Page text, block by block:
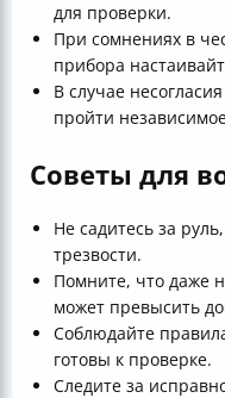
для проверки.
При сомнениях в
прибора
В случае
пройти
Советы для
Не садитесь за
трезвости.
Помните, что даже
может превысить
Соблюдайте
готовы к проверке.
Следите за